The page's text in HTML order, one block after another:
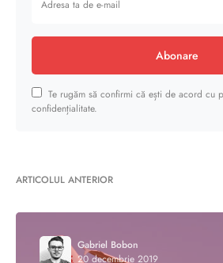
Abonare
Te rugăm să confirmi că ești de acord cu
confidențialitate.
ARTICOLUL ANTERIOR
Gabriel Bobon
20 decembrie 2019